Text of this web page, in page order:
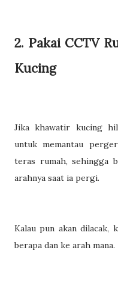
2. Pakai CCTV
Kucing
Jika khawatir kucing
untuk memantau
teras rumah, sehingga
arahnya saat ia pergi.
Kalau pun akan
berapa dan ke arah mana.